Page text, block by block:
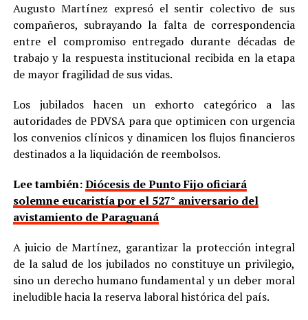
Augusto Martínez expresó el sentir colectivo de sus
compañeros, subrayando la falta de correspondencia
entre el compromiso entregado durante décadas de
trabajo y la respuesta institucional recibida en la etapa
de mayor fragilidad de sus vidas.
Los jubilados hacen un exhorto categórico a las
autoridades de PDVSA para que optimicen con urgencia
los convenios clínicos y dinamicen los flujos financieros
destinados a la liquidación de reembolsos.
Lee también:Diócesis de Punto Fijo oficiará
solemne eucaristía por el 527° aniversario del
avistamiento de Paraguaná
A juicio de Martínez, garantizar la protección integral
de la salud de los jubilados no constituye un privilegio,
sino un derecho humano fundamental y un deber moral
ineludible hacia la reserva laboral histórica del país.